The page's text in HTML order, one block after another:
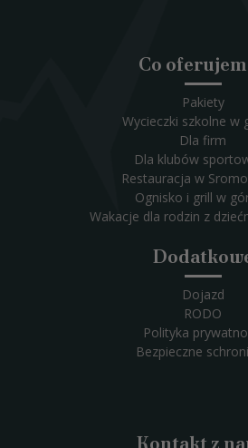
Co
Pakiety
Wycieczki szkolne w
Dla firm
Dla klubów
Restauracja w
Ognisko i grill w
Wakacje dla rodzin z
Dojazd
RODO
Polityka
Bezpieczne